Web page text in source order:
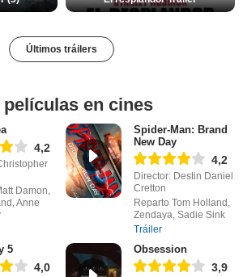
Últimos tráilers
en cines
4,2
Damon,
Anne
Spider-Man: Brand
New Day
4,2
Director: Destin Daniel
Cretton
Reparto Tom Holland,
Zendaya, Sadie Sink
Tráiler
5
4,0
Obsession
3,9